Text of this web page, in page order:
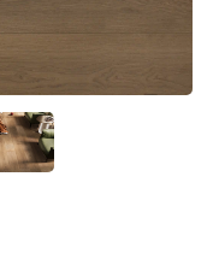
третьим
третьим